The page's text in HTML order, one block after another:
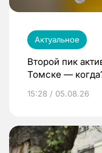
Актуальное
Второй пик
Томске —
15:28 / 05.08.26